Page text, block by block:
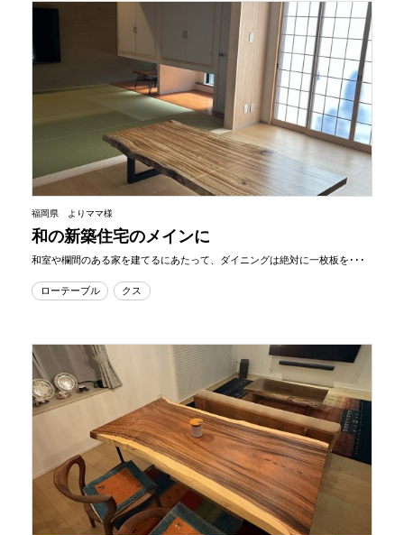
福岡県 よりママ様
和の新築住宅のメインに
和室や欄間のある家を建てるにあたって、ダイニングは絶対に一枚板を･･･
ローテーブル クス